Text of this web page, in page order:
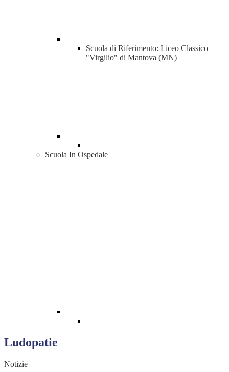
Scuola di Riferimento: Liceo Classico
"Virgilio" di Mantova (MN)
Scuola In Ospedale
Ludopatie
Notizie